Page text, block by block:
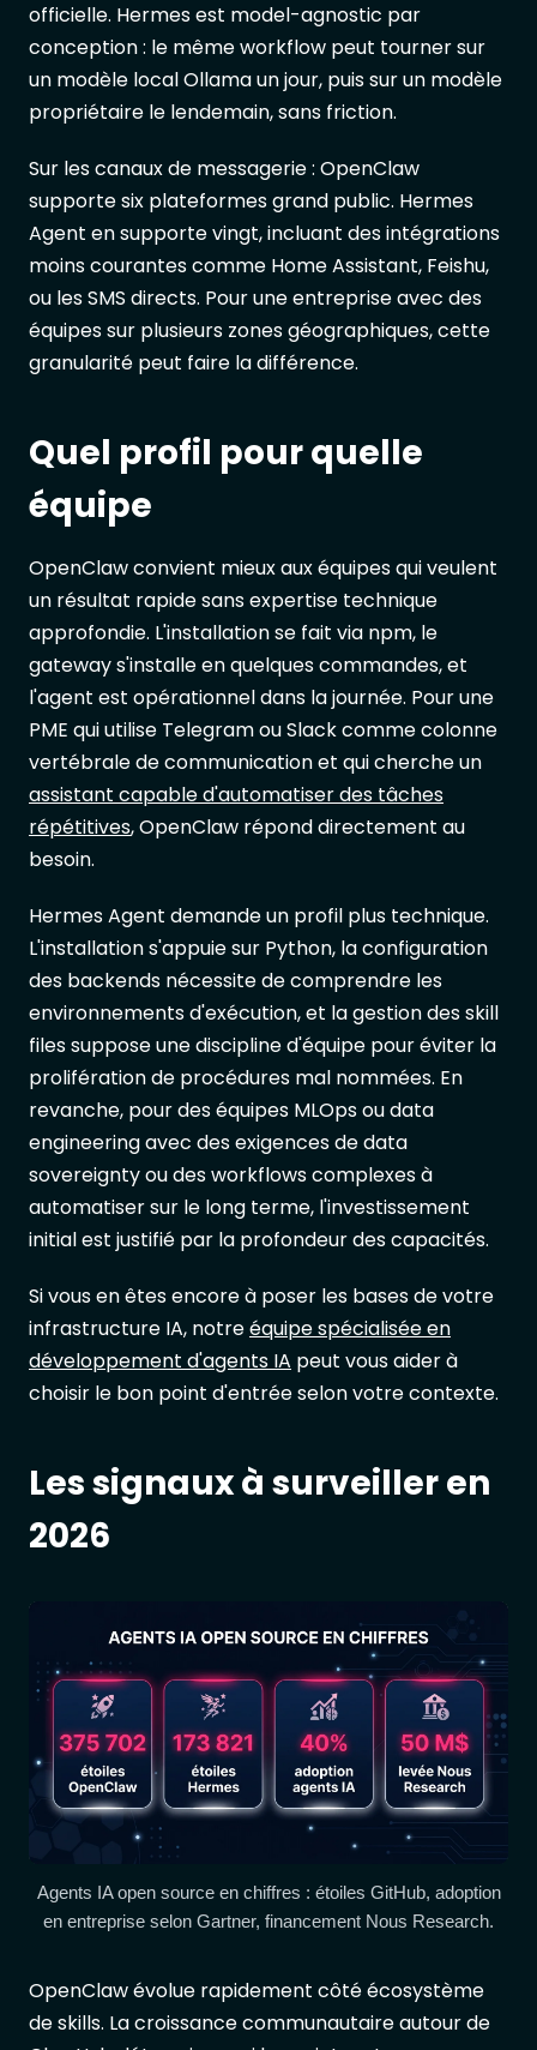
officielle. Hermes est model-agnostic par
conception : le même workflow peut tourner sur
un modèle local Ollama un jour, puis sur un modèle
propriétaire le lendemain, sans friction.
Sur les canaux de messagerie : OpenClaw
supporte six plateformes grand public. Hermes
Agent en supporte vingt, incluant des intégrations
moins courantes comme Home Assistant, Feishu,
ou les SMS directs. Pour une entreprise avec des
équipes sur plusieurs zones géographiques, cette
granularité peut faire la différence.
Quel profil pour quelle
équipe
OpenClaw convient mieux aux équipes qui veulent
un résultat rapide sans expertise technique
approfondie. L'installation se fait via npm, le
gateway s'installe en quelques commandes, et
l'agent est opérationnel dans la journée. Pour une
PME qui utilise Telegram ou Slack comme colonne
vertébrale de communication et qui cherche un
assistant capable d'automatiser des tâches
répétitives, OpenClaw répond directement au
besoin.
Hermes Agent demande un profil plus technique.
L'installation s'appuie sur Python, la configuration
des backends nécessite de comprendre les
environnements d'exécution, et la gestion des skill
files suppose une discipline d'équipe pour éviter la
prolifération de procédures mal nommées. En
revanche, pour des équipes MLOps ou data
engineering avec des exigences de data
sovereignty ou des workflows complexes à
automatiser sur le long terme, l'investissement
initial est justifié par la profondeur des capacités.
Si vous en êtes encore à poser les bases de votre
infrastructure IA, notreéquipe spécialisée en
développement d'agents IA peut vous aider à
choisir le bon point d'entrée selon votre contexte.
Les signaux à surveiller en
2026
Agents IA open source en chiffres : étoiles GitHub, adoption
en entreprise selon Gartner, financement Nous Research.
OpenClaw évolue rapidement côté écosystème
de skills. La croissance communautaire autour de